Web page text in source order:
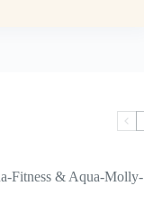
Fitness & Aqua-Molly-